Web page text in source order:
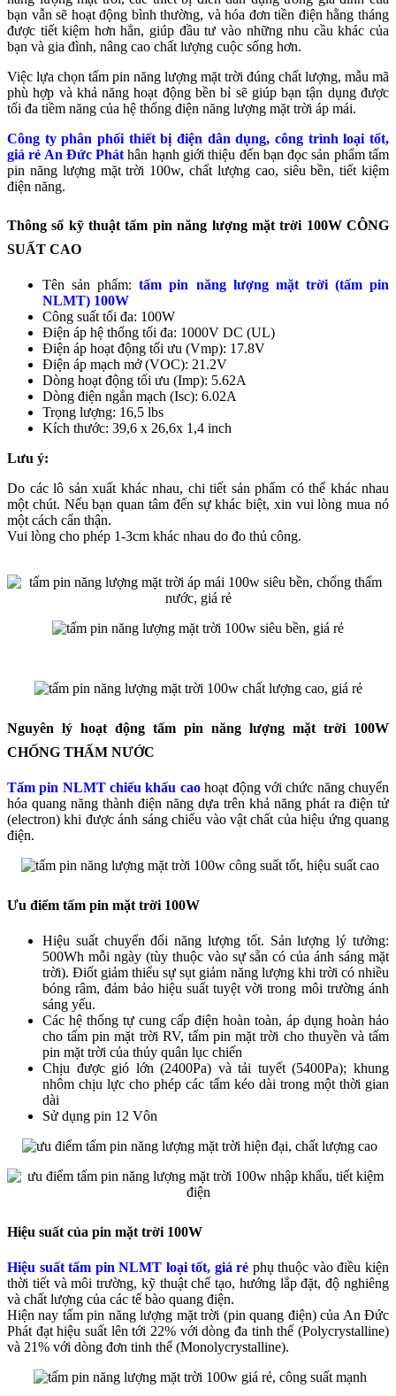
bạn vẫn sẽ hoạt động bình thường, và hóa đơn tiền điện hằng tháng
được tiết kiệm hơn hẳn, giúp đầu tư vào những nhu cầu khác của
bạn và gia đình, nâng cao chất lượng cuộc sống hơn.
Việc lựa chọn tấm pin năng lượng mặt trời đúng chất lượng, mẫu mã
phù hợp và khả năng hoạt động bền bỉ sẽ giúp bạn tận dụng được
tối đa tiềm năng của hệ thống điện năng lượng mặt trời áp mái.
Công ty phân phối thiết bị điện dân dụng, công trình loại tốt,
giá rẻ An Đức Phát hân hạnh giới thiệu đến bạn đọc sản phẩm tấm
pin năng lượng mặt trời 100w, chất lượng cao, siêu bền, tiết kiệm
điện năng.
Thông số kỹ thuật tấm pin năng lượng mặt trời 100W CÔNG
SUẤT CAO
Tên sản phẩm: tấm pin năng lượng mặt trời (tấm pin
NLMT) 100W
Công suất tối đa: 100W
Điện áp hệ thống tối đa: 1000V DC (UL)
Điện áp hoạt động tối ưu (Vmp): 17.8V
Điện áp mạch mở (VOC): 21.2V
Dòng hoạt động tối ưu (Imp): 5.62A
Dòng điện ngắn mạch (Isc): 6.02A
Trọng lượng: 16,5 lbs
Kích thước: 39,6 x 26,6x 1,4 inch
Lưu ý:
Do các lô sản xuất khác nhau, chi tiết sản phẩm có thể khác nhau
một chút. Nếu bạn quan tâm đến sự khác biệt, xin vui lòng mua nó
một cách cẩn thận.
Vui lòng cho phép 1-3cm khác nhau do đo thủ công.
Nguyên lý hoạt động tấm pin năng lượng mặt trời 100W
CHỐNG THẤM NƯỚC
Tấm pin NLMT chiếu khấu caohoạt động với chức năng chuyển
hóa quang năng thành điện năng dựa trên khả năng phát ra điện tử
(electron) khi được ánh sáng chiếu vào vật chất của hiệu ứng quang
điện.
Ưu điểm tấm pin mặt trời 100W
Hiệu suất chuyển đổi năng lượng tốt. Sản lượng lý tưởng:
500Wh mỗi ngày (tùy thuộc vào sự sẵn có của ánh sáng mặt
trời). Điốt giảm thiểu sự sụt giảm năng lượng khi trời có nhiều
bóng râm, đảm bảo hiệu suất tuyệt vời trong môi trường ánh
sáng yếu.
Các hệ thống tự cung cấp điện hoàn toàn, áp dụng hoàn hảo
cho tấm pin mặt trời RV, tấm pin mặt trời cho thuyền và tấm
pin mặt trời của thủy quân lục chiến
Chịu được gió lớn (2400Pa) và tải tuyết (5400Pa); khung
nhôm chịu lực cho phép các tấm kéo dài trong một thời gian
dài
Sử dụng pin 12 Vôn
Hiệu suất của pin mặt trời 100W
Hiệu suất tấm pin NLMT loại tốt, giá rẻ phụ thuộc vào điều kiện
thời tiết và môi trường, kỹ thuật chế tạo, hướng lắp đặt, độ nghiêng
và chất lượng của các tế bào quang điện.
Hiện nay tấm pin năng lượng mặt trời (pin quang điện) của An Đức
Phát đạt hiệu suất lên tới 22% với dòng đa tinh thể (Polycrystalline)
và 21% với dòng đơn tinh thể (Monolycrystalline).